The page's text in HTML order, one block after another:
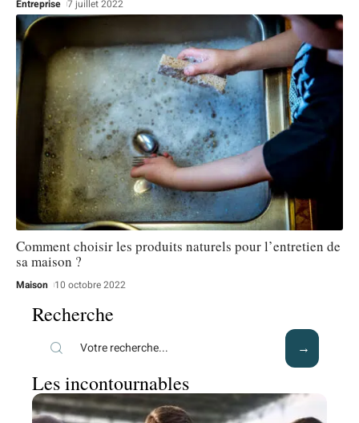
Entreprise 7 juillet 2022
Comment choisir les produits naturels pour l’entretien de
sa maison ?
Maison 10 octobre 2022
Recherche
Les incontournables